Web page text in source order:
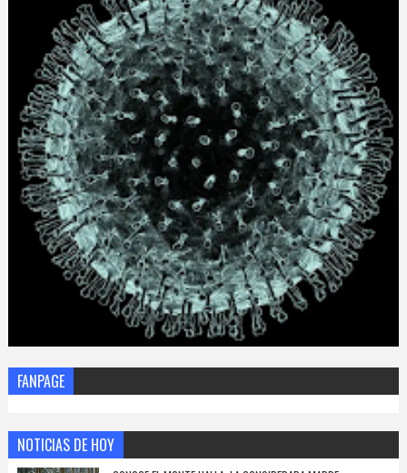
FANPAGE
NOTICIAS DE HOY